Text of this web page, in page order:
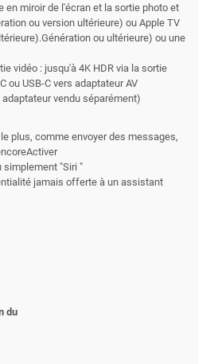
en miroir de l'écran et la sortie photo et
ou version ultérieure) ou Apple TV
ou ultérieure) ou une
vidéo : jusqu'à 4K HDR via la sortie
ou USB-C vers adaptateur AV
vendu séparément)
plus, comme envoyer des messages,
simplement "Siri "
jamais offerte à un assistant
du